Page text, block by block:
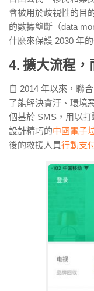
會被用於歧視性的目
的數據壟斷（data
什麼來保護 2030 年
4. 擴大流程，
自 2014 年以來，聯
了能解決貪汙、環境
個基於 SMS ，用以
設計精巧的中國電子
後的救援人員行動支